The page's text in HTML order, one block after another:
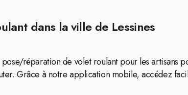
dans la ville de Lessines
réparation de volet roulant pour les artisans
Grâce à notre application mobile, accédez